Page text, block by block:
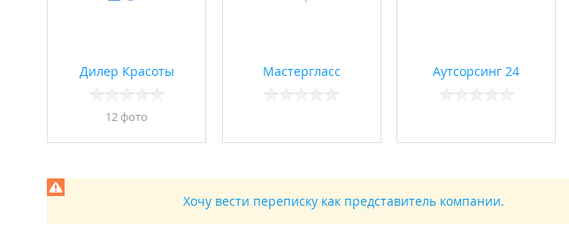
Дилер Красоты
12 фото
Мастергласс Аутсорсинг 24
Хочу вести переписку как представитель компании.